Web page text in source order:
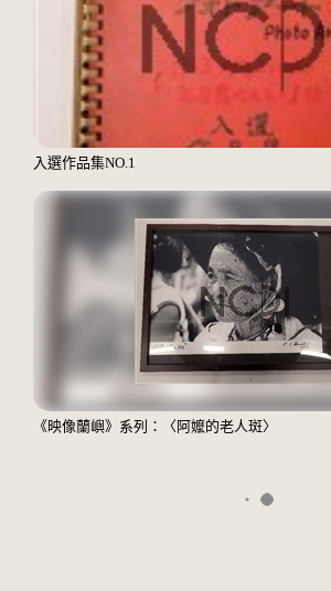
入選作品集NO.1
《映像蘭嶼》系列：〈阿嬤的老人斑〉